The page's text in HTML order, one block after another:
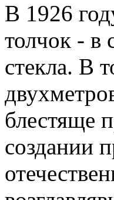
В 1926
толчок - в
стекла. В
блестяще
создании